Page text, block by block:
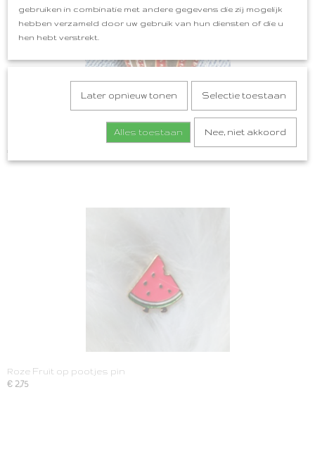
€ 4,99
Roze Fruit op pootjes pin
€ 2,75
gebruiken in combinatie met andere gegevens die zij mogelijk
hebben verzameld door uw gebruik van hun diensten of die u
hen hebt verstrekt.
Later opnieuw tonen Selectie toestaan
Alles toestaan Nee, niet akkoord